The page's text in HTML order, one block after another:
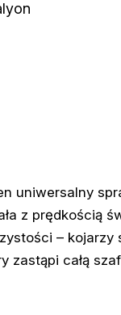
uniwersalny
z prędkością
– kojarzy
zastąpi całą